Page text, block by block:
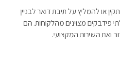
או להמליץ על תיבת דואר לבניין
פידבקים מצוינים מהלקוחות. הם
ואת השירות המקצועי.